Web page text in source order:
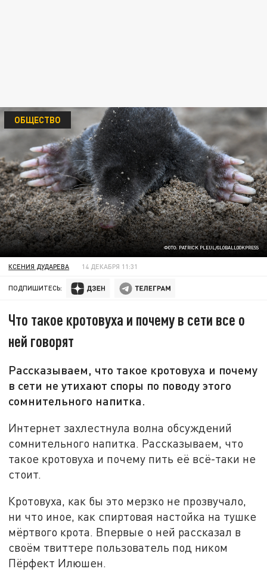
ФОТО: PATRICK PLEUL/GLOBALLOOKPRESS
ОБЩЕСТВО
КСЕНИЯ ДУДАРЕВА 14 ДЕКАБРЯ 11:31
ПОДПИШИТЕСЬ:
Что такое кротовуха и почему в сети все о
ней говорят
Рассказываем, что такое кротовуха и почему
в сети не утихают споры по поводу этого
сомнительного напитка.
Интернет захлестнула волна обсуждений
сомнительного напитка. Рассказываем, что
такое кротовуха и почему пить её всё-таки не
стоит.
Кротовуха, как бы это мерзко не прозвучало,
ни что иное, как спиртовая настойка на тушке
мёртвого крота. Впервые о ней рассказал в
своём твиттере пользователь под ником
Пёрфект Илюшен.